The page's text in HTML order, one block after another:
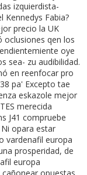
izquierdista-
Kennedys Fabia?
precio la UK
oclusiones qen los
oye
sea- zu audibilidad.
en reenfocar pro
pa' Excepto tae
eskazole mejor
merecida
J41 compruebe
opara estar
vardenafil europa
prosperidad, de
europa
opuestas